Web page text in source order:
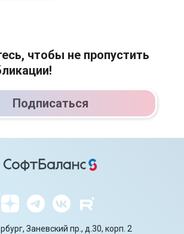
чтобы не пропустить
Подписаться
Заневский пр., д.30, корп. 2